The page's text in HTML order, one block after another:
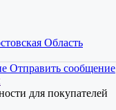
Область
Отправить сообщение
для покупателей